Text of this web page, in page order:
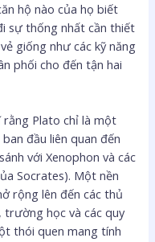
hộ nào của họ biết
sự thống nhất cần thiết
giống như các kỹ năng
phối cho đến tận hai
rằng Plato chỉ là một
đầu liên quan đến
với Xenophon và các
Socrates). Một nền
rộng lên đến các thủ
học và các quy
thói quen mang tính